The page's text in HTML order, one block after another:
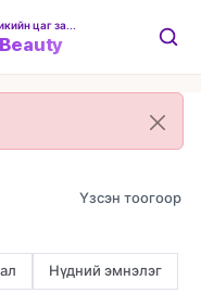
Нүдний эмнэлэг